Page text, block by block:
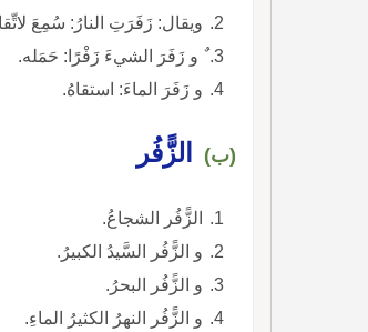
ويقال: زَفَرَتِ النارُ: سُمِعَ
ٌ و زَفَرَ الشيءَ زَفْرًا: حَمَله.
و زَفَرَ الماءَ: استقاهُ.
(ب) الزًّفُر
الزًّفُر الشجاعُ.
و الزًّفُر السَّيدُ الكبيرُ.
و الزًّفُر البحرُ.
و الزًّفُر النهرُ الكثيرُ الماءِ.